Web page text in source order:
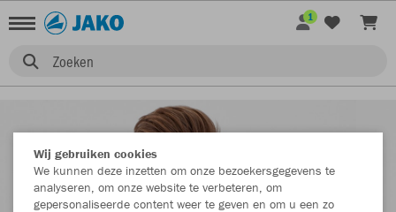
Zoeken
1
Wij gebruiken cookies
We kunnen deze inzetten om onze bezoekersgegevens te
analyseren, om onze website te verbeteren, om
gepersonaliseerde content weer te geven en om u een zo